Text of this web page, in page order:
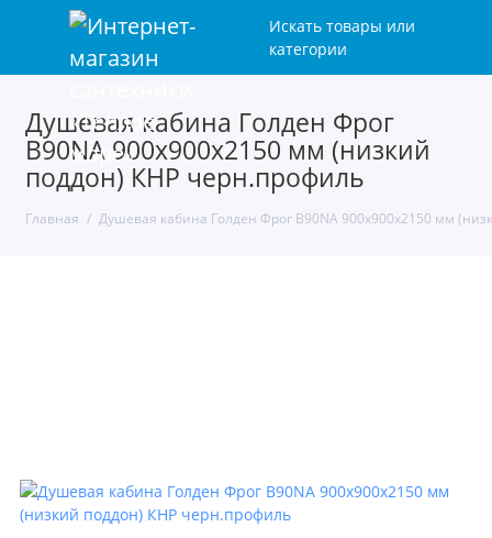
Искать товары или
категории
Душевая кабина Голден Фрог
B90NA 900х900х2150 мм (низкий
поддон) КНР черн.профиль
Главная Душевая кабина Голден Фрог B90NA 900х900х2150 мм